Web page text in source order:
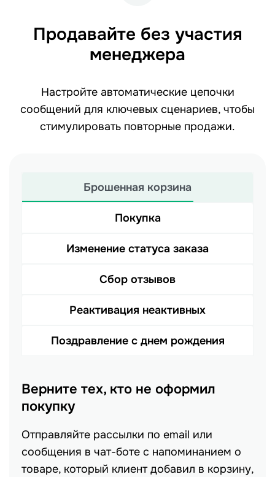
Продавайте без участия
менеджера
Настройте автоматические цепочки
сообщений для ключевых сценариев, чтобы
стимулировать повторные продажи.
Брошенная корзина
Покупка
Изменение статуса заказа
Сбор отзывов
Реактивация неактивных
Поздравление с днем рождения
Верните тех, кто не оформил
покупку
Отправляйте рассылки по email или
сообщения в чат-боте с напоминанием о
товаре, который клиент добавил в корзину,